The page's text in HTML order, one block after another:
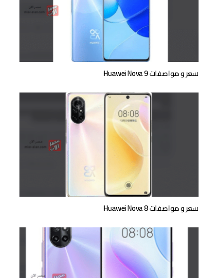
سعر و مواصفات Huawei Nova 9
سعر و مواصفات Huawei Nova 8